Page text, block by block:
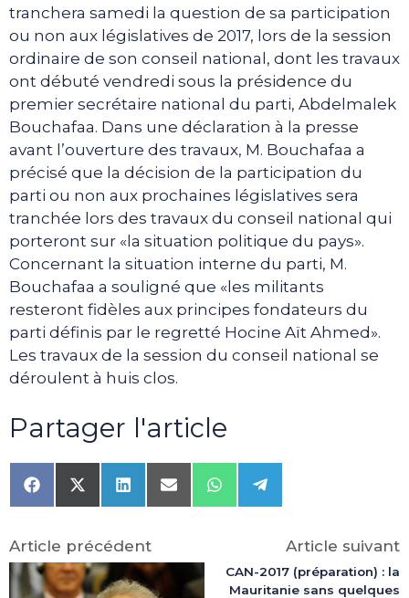
tranchera samedi la question de sa participation
ou non aux législatives de 2017, lors de la session
ordinaire de son conseil national, dont les travaux
ont débuté vendredi sous la présidence du
premier secrétaire national du parti, Abdelmalek
Bouchafaa. Dans une déclaration à la presse
avant l’ouverture des travaux, M. Bouchafaa a
précisé que la décision de la participation du
parti ou non aux prochaines législatives sera
tranchée lors des travaux du conseil national qui
porteront sur «la situation politique du pays».
Concernant la situation interne du parti, M.
Bouchafaa a souligné que «les militants
resteront fidèles aux principes fondateurs du
parti définis par le regretté Hocine Aït Ahmed».
Les travaux de la session du conseil national se
déroulent à huis clos.
Partager l'article
Share
on
Share
on
(Twitter)
Share
on
Share
on
Share
on
Share
on
Article précédent
Article suivant
CAN-2017 (préparation) : la
Mauritanie sans quelques